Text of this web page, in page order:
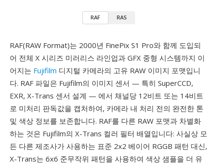
RAF RAS
RAF(RAW Format)는 2000년 FinePix S1 Pro와 함께 도입되
어 전체 X 시리즈 미러리스 라인업과 GFX 중형 시스템까지 이
어지는 Fujifilm 디지털 카메라의 고유 RAW 이미지 포맷입니
다. RAF 파일은 Fujifilm의 이미지 센서 — 특히 SuperCCD,
EXR, X-Trans 센서 설계 — 에서 채널당 12비트 또는 14비트
로 미처리 판독값을 캡처하여, 카메라 내 처리 전의 완전한 톤
및 색상 정보를 보존합니다. RAF를 다른 RAW 포맷과 차별화
하는 것은 Fujifilm의 X-Trans 컬러 필터 배열입니다: 사실상 모
든 다른 제조사가 사용하는 표준 2x2 베이어 RGGB 패턴 대신,
X-Trans는 6x6 준무작위 패턴을 사용하여 색상 샘플을 더 유